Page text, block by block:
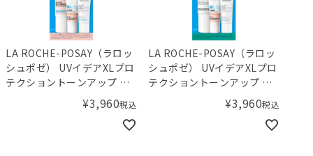
LA ROCHE-POSAY（ラロッ
シュポゼ） UVイデアXLプロ
テクショントーンアップ ロ
¥3,960税込
LA ROCHE-POSAY（ラロッ
シュポゼ） UVイデアXLプロ
テクショントーンアップ ク
¥3,960税込